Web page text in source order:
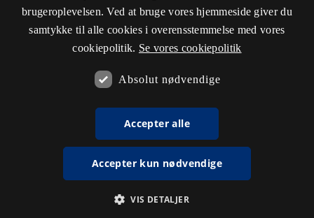
brugeroplevelsen. Ved at bruge vores hjemmeside giver du
samtykke til alle cookies i overensstemmelse med vores
cookiepolitik. Se vores cookiepolitik
Absolut nødvendige
Accepter alle
Accepter kun nødvendige
VIS DETALJER